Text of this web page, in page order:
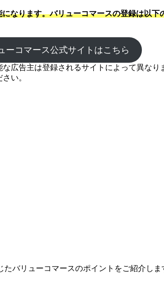
なります。バリューコマースの登録は以
ーコマース公式サイトはこちら
広告主は登録されるサイトによって異な
い。
バリューコマースのポイントをご紹介しま